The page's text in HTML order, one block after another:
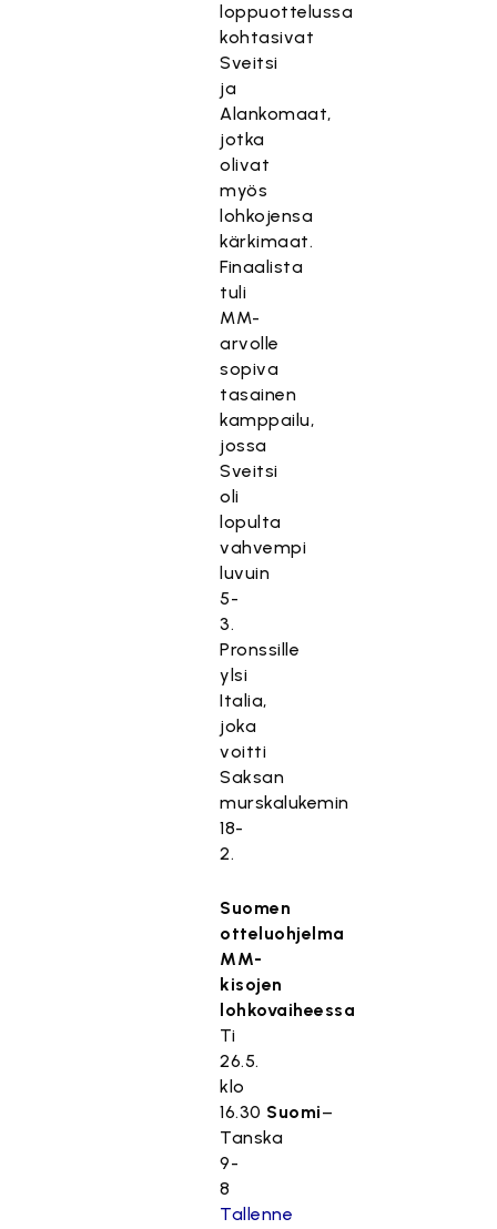
loppuottelussa
kohtasivat
Sveitsi
ja
Alankomaat,
jotka
olivat
myös
lohkojensa
kärkimaat.
Finaalista
tuli
MM-
arvolle
sopiva
tasainen
kamppailu,
jossa
Sveitsi
oli
lopulta
vahvempi
luvuin
5-
3.
Pronssille
ylsi
Italia,
joka
voitti
Saksan
murskalukemin
18-
2.
Suomen
otteluohjelma
MM-
kisojen
lohkovaiheessa
Ti
26.5.
klo
16.30 Suomi–
Tanska
9-
8
Tallenne